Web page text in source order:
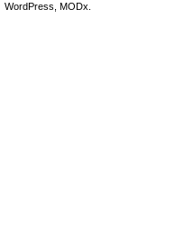
WordPress, MODx.